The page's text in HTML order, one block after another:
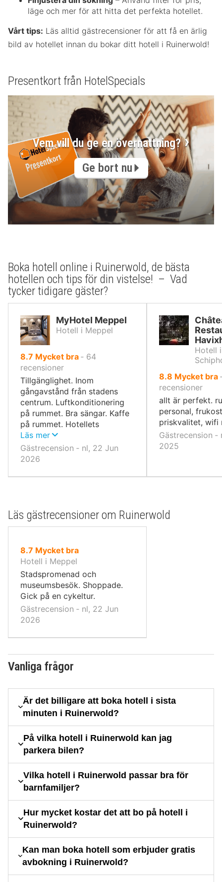
läge och mer för att hitta det perfekta hotellet.
Vårt tips: Läs alltid gästrecensioner för att få en ärlig
bild av hotellet innan du bokar ditt hotell i Ruinerwold!
Presentkort från HotelSpecials
Vem vill du ge en övernattning?
Ge bort nu
Boka hotell online i Ruinerwold, de bästa
hotellen och tips för din vistelse! – Vad
tycker tidigare gäster?
MyHotel Meppel
Hotell i Meppel
8.7 av
10,
Mycket bra ‐ 64
recensioner
Tillgänglighet. Inom
gångavstånd från stadens
centrum. Luftkonditionering
på rummet. Bra sängar. Kaffe
på rummet. Hotellets
hyrcyklar är av utmärkt
kvalitet.
Läs mer
Gästrecension ‐ nl, 22 Jun
2026
Hotell
8.8 av
10,
Mycket bra
recensioner
allt är perfekt.
personal,
priskvalitet, wifi
Gästrecension ‐
2025
Läs gästrecensioner om Ruinerwold
8.7 av
10,
Mycket bra
Hotell i Meppel
Stadspromenad och
museumsbesök. Shoppade.
Gick på en cykeltur.
Gästrecension ‐ nl, 22 Jun
2026
Vanliga frågor
Är det billigare att boka hotell i sista
minuten i Ruinerwold?
På vilka hotell i Ruinerwold kan jag
parkera bilen?
Vilka hotell i Ruinerwold passar bra för
barnfamiljer?
Hur mycket kostar det att bo på hotell i
Ruinerwold?
Kan man boka hotell som erbjuder gratis
avbokning i Ruinerwold?